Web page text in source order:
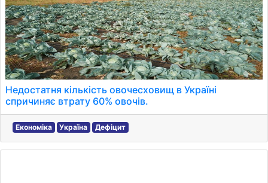
Недостатня кількість овочесховищ в Україні
спричиняє втрату 60% овочів.
Економіка Україна Дефіцит